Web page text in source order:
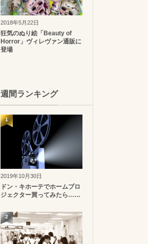
2018年5月22日
狂気のぬり絵「Beauty of
Horror」ヴィレヴァン通販に
登場
週間ランキング
2019年10月30日
ドン・キホーテでホームプロ
ジェクター買ってみたら……
1
2